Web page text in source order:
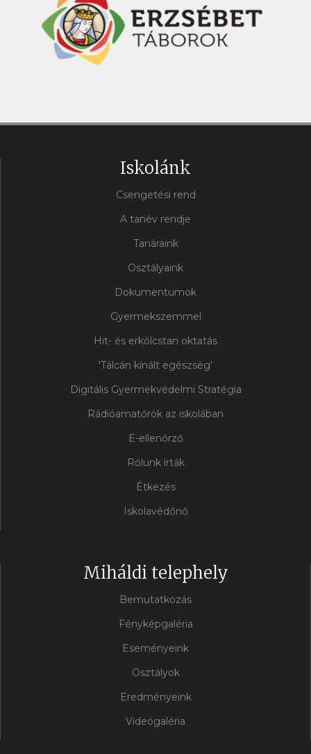
Iskolánk
Csengetési rend
A tanév rendje
Tanáraink
Osztályaink
Dokumentumok
Gyermekszemmel
Hit- és erkölcstan oktatás
'Tálcán kínált egészség'
Digitális Gyermekvédelmi Stratégia
Rádióamatőrök az iskolában
E-ellenőrző
Rólunk írták
Étkezés
Iskolavédőnő
Miháldi telephely
Bemutatkozás
Fényképgaléria
Eseményeink
Osztályok
Eredményeink
Videógaléria